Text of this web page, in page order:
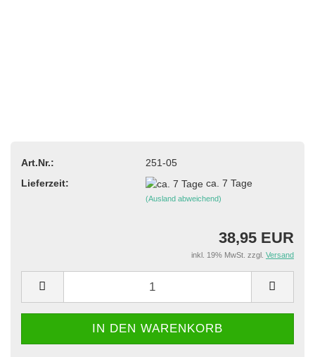
Art.Nr.:
251-05
Lieferzeit:
ca. 7 Tage
(Ausland abweichend)
38,95 EUR
inkl. 19% MwSt. zzgl. Versand